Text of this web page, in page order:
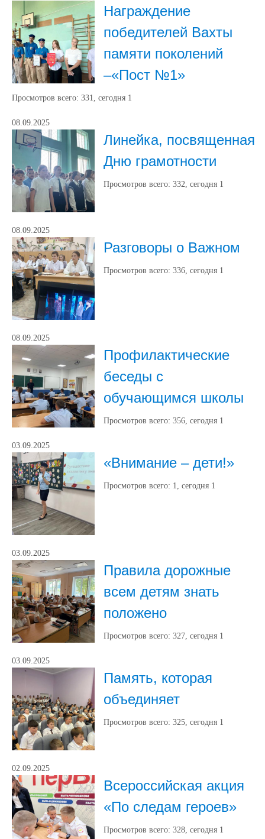
Награждение
победителей Вахты
памяти поколений
–«Пост №1»
Просмотров всего: 331, сегодня 1
08.09.2025
Линейка, посвященная
Дню грамотности
Просмотров всего: 332, сегодня 1
08.09.2025
Разговоры о Важном
Просмотров всего: 336, сегодня 1
08.09.2025
Профилактические
беседы с
обучающимся школы
Просмотров всего: 356, сегодня 1
03.09.2025
«Внимание – дети!»
Просмотров всего: 1, сегодня 1
03.09.2025
Правила дорожные
всем детям знать
положено
Просмотров всего: 327, сегодня 1
03.09.2025
Память, которая
объединяет
Просмотров всего: 325, сегодня 1
02.09.2025
Всероссийская акция
«По следам героев»
Просмотров всего: 328, сегодня 1